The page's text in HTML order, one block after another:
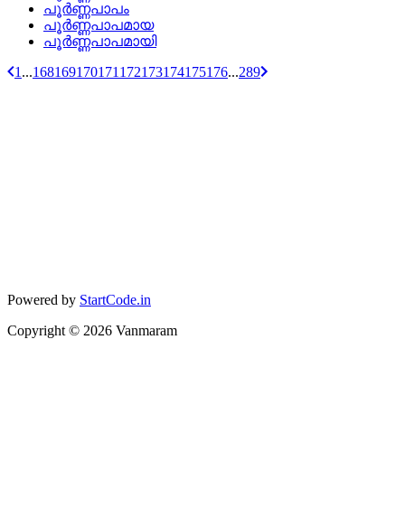
പൂര്‍ണ്ണപാപം
പൂര്‍ണ്ണപാപമായ
പൂര്‍ണ്ണപാപമായി
1 ...168169170171 172173174175176...289
Powered by StartCode.in
Copyright © 2026 Vanmaram